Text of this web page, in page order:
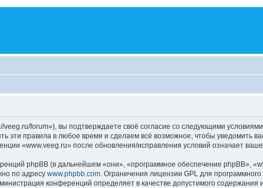
forum»), вы подтверждаете своё согласие со следующими
эти правила в любое время и сделаем всё возможное, чтобы уведомить
«www.veeg.ru» после обновления/исправления условий означает ваше
phpBB (в дальнейшем «они», «программное обеспечение phpBB»,
по адресу www.phpbb.com . Ограничения лицензии GPL для
конференций определяет в качестве допустимого